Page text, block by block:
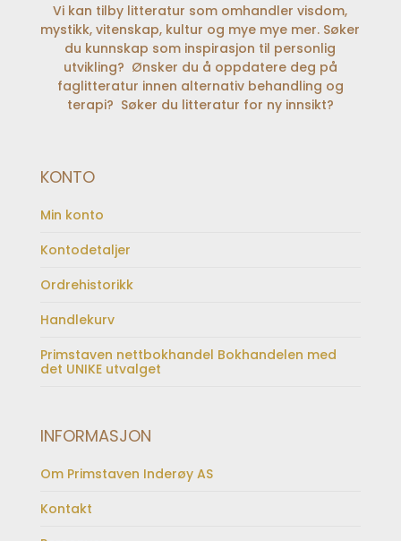
Vi kan tilby litteratur som omhandler visdom,
mystikk, vitenskap, kultur og mye mye mer. Søker
du kunnskap som inspirasjon til personlig
utvikling? Ønsker du å oppdatere deg på
faglitteratur innen alternativ behandling og
terapi? Søker du litteratur for ny innsikt?
KONTO
Min konto
Kontodetaljer
Ordrehistorikk
Handlekurv
Primstaven nettbokhandel Bokhandelen med
det UNIKE utvalget
INFORMASJON
Om Primstaven Inderøy AS
Kontakt